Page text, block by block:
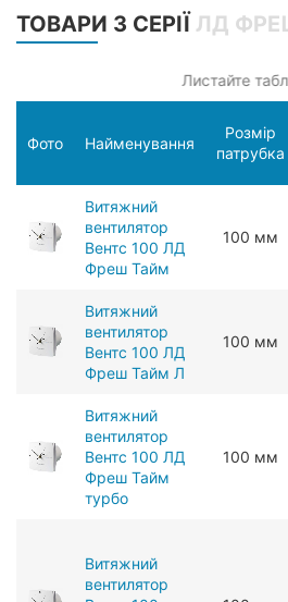
ТОВАРИ З СЕРІЇ ЛД
Фото Найменування
Розмір
патрубка
Витяжний
вентилятор
Вентс 100 ЛД
Фреш Тайм
100 мм
Витяжний
вентилятор
Вентс 100 ЛД
Фреш Тайм Л
100 мм
Витяжний
вентилятор
Вентс 100 ЛД
Фреш Тайм
турбо
100 мм
Витяжний
вентилятор